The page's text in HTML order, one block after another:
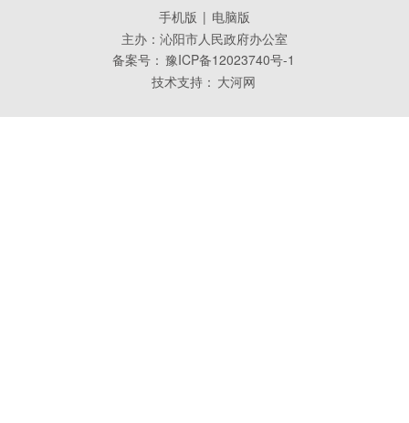
手机版 | 电脑版
主办：沁阳市人民政府办公室
备案号： 豫ICP备12023740号-1
技术支持： 大河网